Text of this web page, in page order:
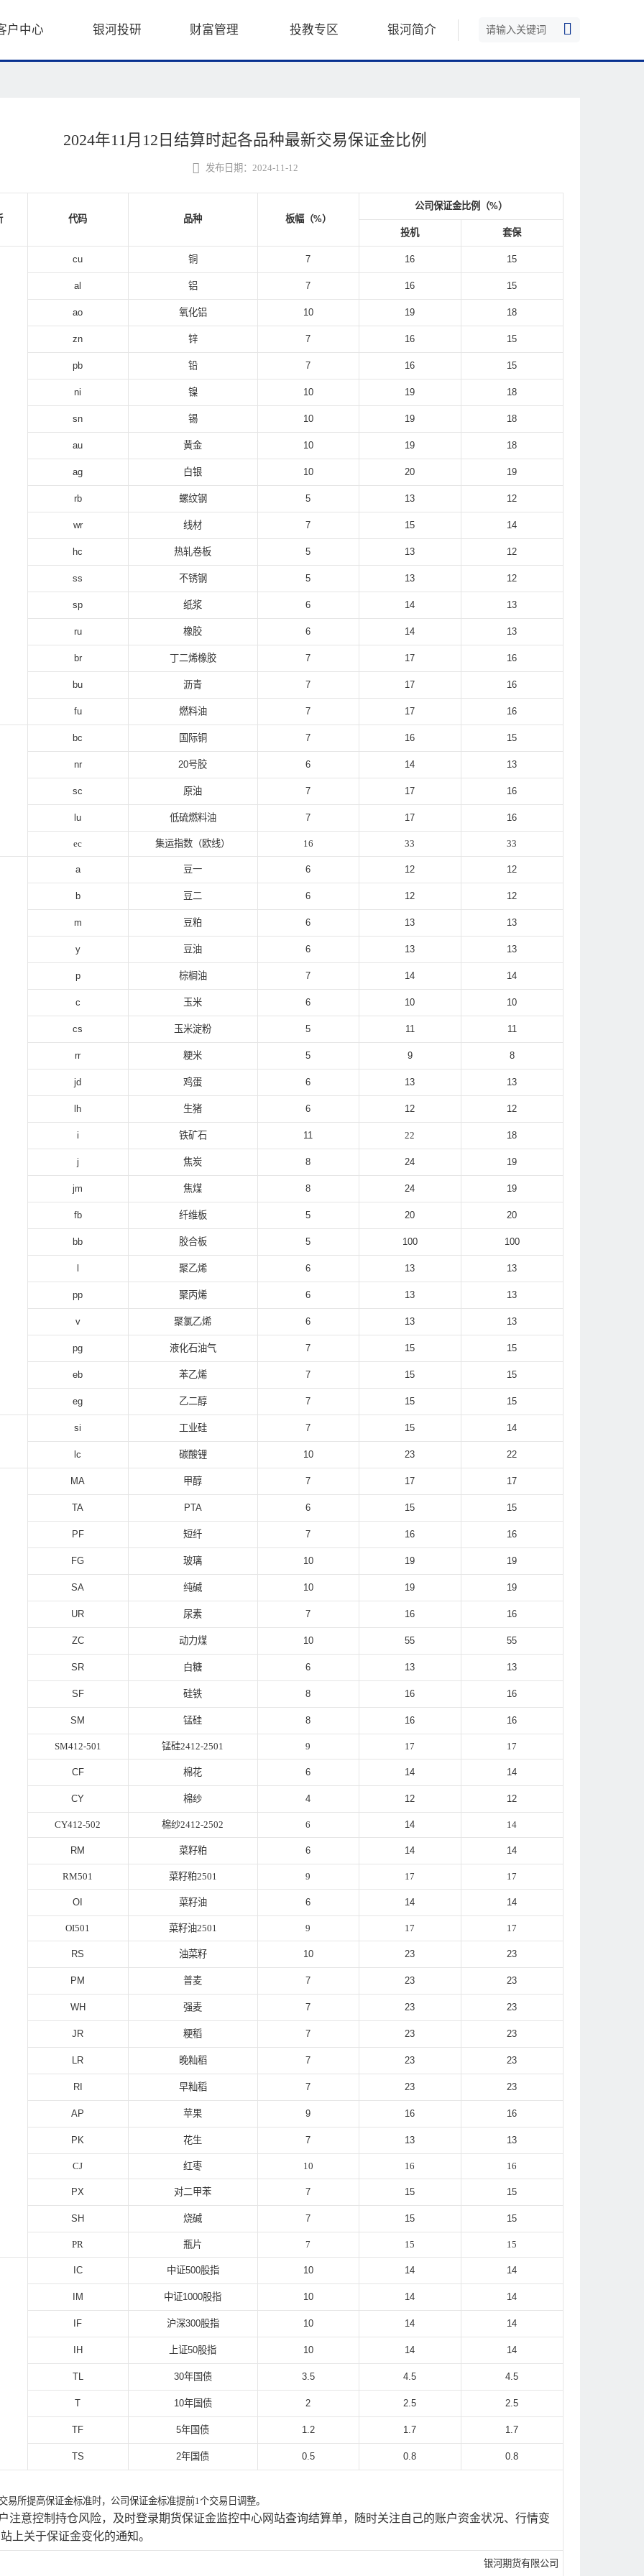
户中心 银河投研 财富管理 投教专区 银河简介
2024年11月12日结算时起各品种最新交易保证金比例
发布日期：2024-11-12
代码 品种 板幅（%）
公司保证金比例（%）
投机 套保
cu 铜 7 16 15
al 铝 7 16 15
ao 氧化铝 10 19 18
zn 锌 7 16 15
pb 铅 7 16 15
ni 镍 10 19 18
sn 锡 10 19 18
au 黄金 10 19 18
ag 白银 10 20 19
rb 螺纹钢 5 13 12
wr 线材 7 15 14
hc 热轧卷板 5 13 12
ss 不锈钢 5 13 12
sp 纸浆 6 14 13
ru 橡胶 6 14 13
br 丁二烯橡胶 7 17 16
bu 沥青 7 17 16
fu 燃料油 7 17 16
bc 国际铜 7 16 15
nr 20号胶 6 14 13
sc 原油 7 17 16
lu 低硫燃料油 7 17 16
ec 集运指数（欧线） 16 33 33
a 豆一 6 12 12
b 豆二 6 12 12
m 豆粕 6 13 13
y 豆油 6 13 13
p 棕榈油 7 14 14
c 玉米 6 10 10
cs 玉米淀粉 5 11 11
rr 粳米 5 9 8
jd 鸡蛋 6 13 13
lh 生猪 6 12 12
i 铁矿石 11 22 18
j 焦炭 8 24 19
jm 焦煤 8 24 19
fb 纤维板 5 20 20
bb 胶合板 5 100 100
l 聚乙烯 6 13 13
pp 聚丙烯 6 13 13
v 聚氯乙烯 6 13 13
pg 液化石油气 7 15 15
eb 苯乙烯 7 15 15
eg 乙二醇 7 15 15
si 工业硅 7 15 14
lc 碳酸锂 10 23 22
MA 甲醇 7 17 17
TA PTA 6 15 15
PF 短纤 7 16 16
FG 玻璃 10 19 19
SA 纯碱 10 19 19
UR 尿素 7 16 16
ZC 动力煤 10 55 55
SR 白糖 6 13 13
SF 硅铁 8 16 16
SM 锰硅 8 16 16
SM412-501 锰硅2412-2501 9 17 17
CF 棉花 6 14 14
CY 棉纱 4 12 12
CY412-502 棉纱2412-2502 6 14 14
RM 菜籽粕 6 14 14
RM501 菜籽粕2501 9 17 17
OI 菜籽油 6 14 14
OI501 菜籽油2501 9 17 17
RS 油菜籽 10 23 23
PM 普麦 7 23 23
WH 强麦 7 23 23
JR 粳稻 7 23 23
LR 晚籼稻 7 23 23
RI 早籼稻 7 23 23
AP 苹果 9 16 16
PK 花生 7 13 13
CJ 红枣 10 16 16
PX 对二甲苯 7 15 15
SH 烧碱 7 15 15
PR 瓶片 7 15 15
IC 中证500股指 10 14 14
IM 中证1000股指 10 14 14
IF 沪深300股指 10 14 14
IH 上证50股指 10 14 14
TL 30年国债 3.5 4.5 4.5
T 10年国债 2 2.5 2.5
TF 5年国债 1.2 1.7 1.7
TS 2年国债 0.5 0.8 0.8
易所提高保证金标准时，公司保证金标准提前1个交易日调整。
注意控制持仓风险，及时登录期货保证金监控中心网站查询结算单，随时关注自己的账户资金状况、行情变
上关于保证金变化的通知。
银河期货有限公司